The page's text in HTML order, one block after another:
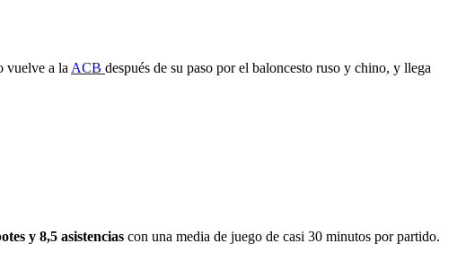
vuelve a la ACB después de su paso por el baloncesto ruso y chino, y llega
y 8,5 asistencias con una media de juego de casi 30 minutos por partido.